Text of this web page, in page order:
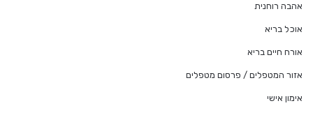
אהבה רוחנית
אוכל בריא
אורח חיים בריא
אזור המטפלים / פרסום מטפלים
אימון אישי